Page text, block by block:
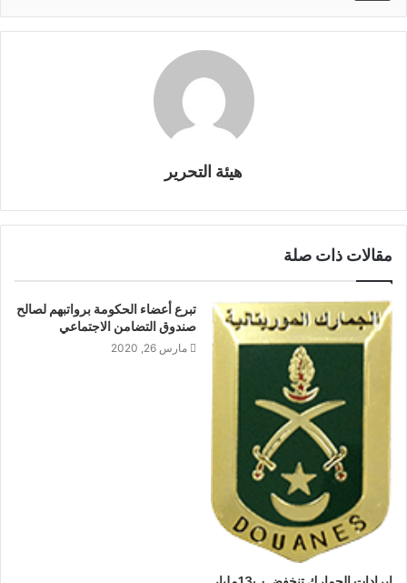
هيئة التحرير
مقالات ذات صلة
تبرع أعضاء الحكومة برواتبهم لصالح
صندوق التضامن الاجتماعي
مارس 26, 2020